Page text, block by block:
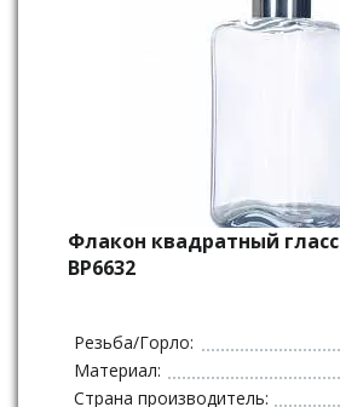
Флакон квадратный
BP6632
Резьба/Горло:
Материал:
Страна производитель: